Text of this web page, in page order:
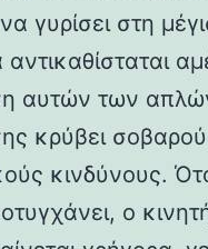
γυρίσει στη
αντικαθίσταται
αυτών των
κρύβει
κινδύνους.
ο